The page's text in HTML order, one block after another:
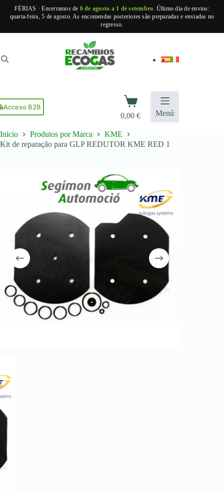
FÉRIAS · Encerramos de 6 de agosto a 1 de setembro. Último dia de envios:
quarta-feira, 5 de agosto. As encomendas posteriores são preparadas e enviadas no
regresso.
o
conteúdo
Acceso B2B
Carrinho
de
compras
0,00€ Menú
Inicio Produtos por Marca
KME
Kit de reparação para GLP REDUTOR KME RED 1